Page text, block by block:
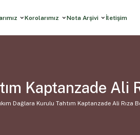
Korolarımız Nota Arşivi İletişim
Kaptanzade Ali
Dağlara Kurulu Tahtım Kaptanzade Ali Rıza